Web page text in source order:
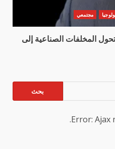
مجتمعي
المخلفات الصناعية إلى
Error: Ajax